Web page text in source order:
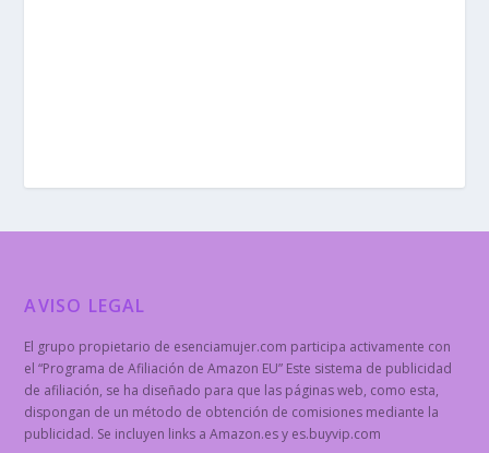
AVISO LEGAL
El grupo propietario de esenciamujer.com participa activamente con
el “Programa de Afiliación de Amazon EU” Este sistema de publicidad
de afiliación, se ha diseñado para que las páginas web, como esta,
dispongan de un método de obtención de comisiones mediante la
publicidad. Se incluyen links a Amazon.es y es.buyvip.com